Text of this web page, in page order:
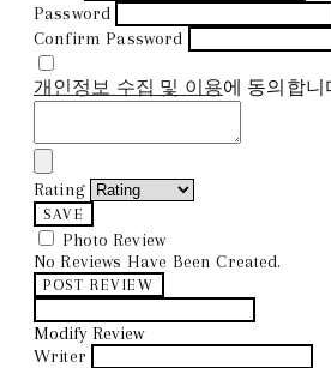
Password
Confirm Password
개인정보 수집 및 이용에 동의합니
Rating
SAVE
Photo Review
No Reviews Have Been Created.
POST REVIEW
Modify Review
Writer